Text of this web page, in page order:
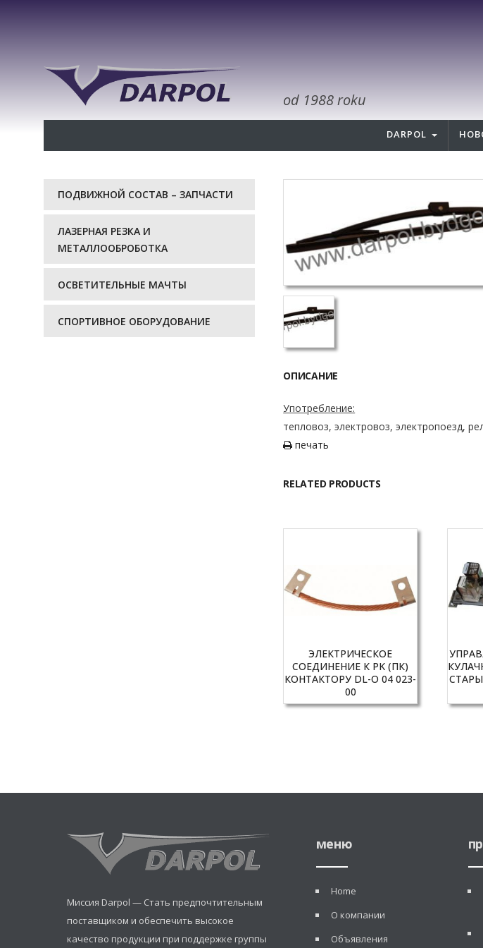
od 1988 roku
DARPOL
ОПИСАНИЕ
Употребление:
тепловоз, электровоз, электропоезд,
печать
RELATED PRODUCTS
ЭЛЕКТРИЧЕСКОЕ
СОЕДИНЕНИЕ К PK (ПК)
КОНТАКТОРУ DL-O 04 023-
00
ПОДВИЖНОЙ СОСТАВ – ЗАПЧАСТИ
ЛАЗЕРНАЯ РЕЗКА И
МЕТАЛЛООБРОБОТКА
ОСВЕТИТЕЛЬНЫЕ МАЧТЫ
СПОРТИВНОЕ ОБОРУДОВАНИЕ
Миссия Darpol — Стать предпочтительным
поставщиком и обеспечить высокое
качество продукции при поддержке группы
меню
Home
О компании
Объявления